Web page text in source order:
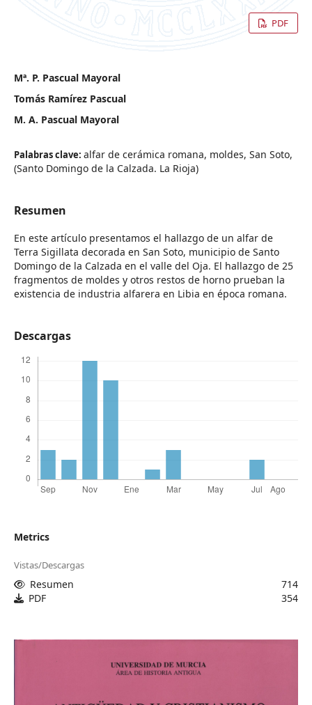
PDF
Mª. P. Pascual Mayoral
Tomás Ramírez Pascual
M. A. Pascual Mayoral
Palabras clave: alfar de cerámica romana, moldes, San Soto,
(Santo Domingo de la Calzada. La Rioja)
Resumen
En este artículo presentamos el hallazgo de un alfar de
Terra Sigillata decorada en San Soto, municipio de Santo
Domingo de la Calzada en el valle del Oja. El hallazgo de 25
fragmentos de moldes y otros restos de horno prueban la
existencia de industria alfarera en Libia en época romana.
Descargas
Metrics
Vistas/Descargas
Resumen
714
PDF
354